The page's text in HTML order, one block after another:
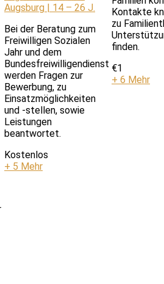
Augsburg | 14 – 26 J.
Bei der Beratung zum
Freiwilligen Sozialen
Jahr und dem
Bundesfreiwilligendienst
werden Fragen zur
Bewerbung, zu
Einsatzmöglichkeiten
und -stellen, sowie
Leistungen
beantwortet.
Kostenlos
+ 5 Mehr
Kontakte
zu
finden.
€1
+ 6 Mehr